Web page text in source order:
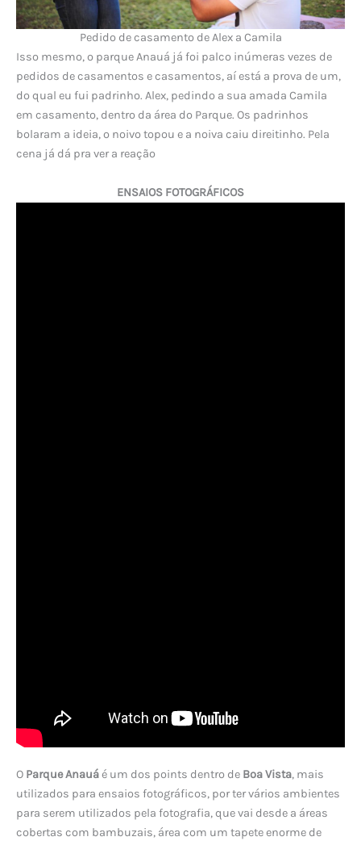
Pedido de casamento de Alex a Camila
Isso mesmo, o parque Anauá já foi palco inúmeras vezes de
pedidos de casamentos e casamentos, aí está a prova de um,
do qual eu fui padrinho. Alex, pedindo a sua amada Camila
em casamento, dentro da área do Parque. Os padrinhos
bolaram a ideia, o noivo topou e a noiva caiu direitinho. Pela
cena já dá pra ver a reação
ENSAIOS FOTOGRÁFICOS
O Parque Anauáé um dos points dentro de Boa Vista, mais
utilizados para ensaios fotográficos, por ter vários ambientes
para serem utilizados pela fotografia, que vai desde a áreas
cobertas com bambuzais, área com um tapete enorme de